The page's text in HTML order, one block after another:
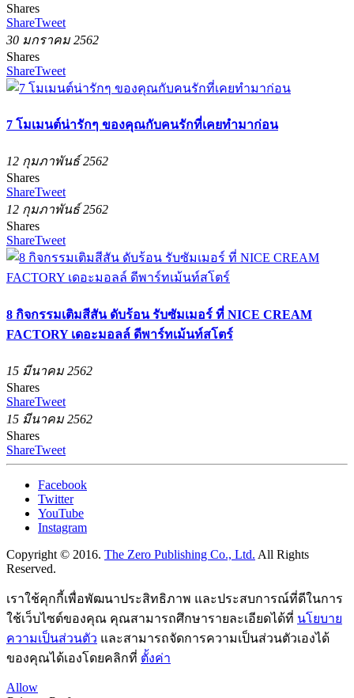
Shares
ShareTweet
30 มกราคม 2562
Shares
ShareTweet
7 โมเมนต์น่ารักๆ ของคุณกับคนรักที่เคยทำมาก่อน
12 กุมภาพันธ์ 2562
Shares
ShareTweet
12 กุมภาพันธ์ 2562
Shares
ShareTweet
8 กิจกรรมเติมสีสัน ดับร้อน รับซัมเมอร์ ที่ NICE CREAM
FACTORY เดอะมอลล์ ดีพาร์ทเม้นท์สโตร์
15 มีนาคม 2562
Shares
ShareTweet
15 มีนาคม 2562
Shares
ShareTweet
Facebook
Twitter
YouTube
Instagram
Copyright © 2016. The Zero Publishing Co., Ltd. All Rights
Reserved.
เราใช้คุกกี้เพื่อพัฒนาประสิทธิภาพ และประสบการณ์ที่ดีในการ
ใช้เว็บไซต์ของคุณ คุณสามารถศึกษารายละเอียดได้ที่ นโยบาย
ความเป็นส่วนตัว และสามารถจัดการความเป็นส่วนตัวเองได้
ของคุณได้เองโดยคลิกที่ ตั้งค่า
Allow